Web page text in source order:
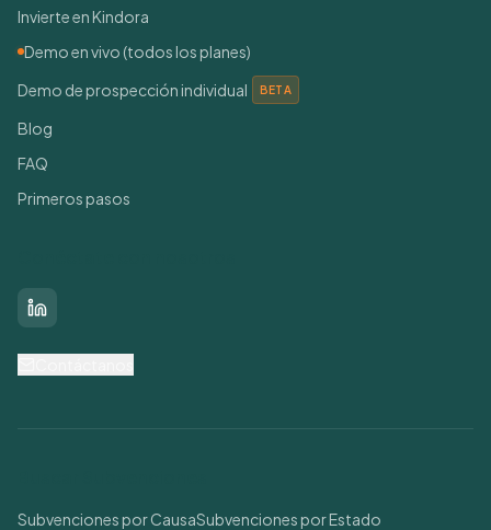
Invierte en Kindora
Demo en vivo (todos los planes)
Demo de prospección individual
BETA
Blog
FAQ
Primeros pasos
LinkedIn
Subvenciones por CausaSubvenciones por Estado